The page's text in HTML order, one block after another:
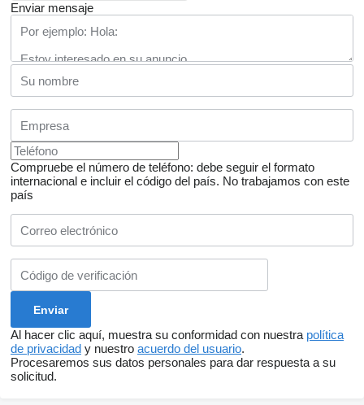
Enviar mensaje
Compruebe el número de teléfono: debe seguir el formato
internacional e incluir el código del país. No trabajamos con este
país
Al hacer clic aquí, muestra su conformidad con nuestra política
de privacidad y nuestro acuerdo del usuario.
Procesaremos sus datos personales para dar respuesta a su
solicitud.